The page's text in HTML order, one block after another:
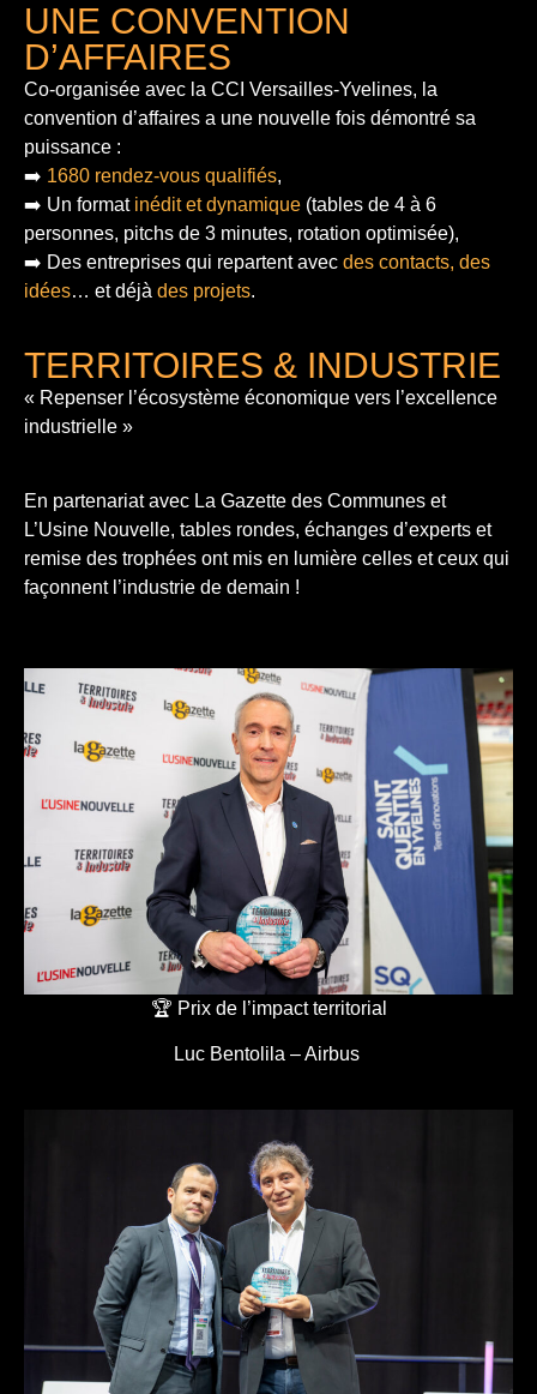
UNE CONVENTION
D’AFFAIRES
Co-organisée avec la CCI Versailles-Yvelines, la
convention d’affaires a une nouvelle fois démontré sa
puissance :
➡️ 1680 rendez-vous qualifiés,
➡️ Un format inédit et dynamique (tables de 4 à 6
personnes, pitchs de 3 minutes, rotation optimisée),
➡️ Des entreprises qui repartent avec des contacts, des
idées… et déjà des projets.
TERRITOIRES & INDUSTRIE
« Repenser l’écosystème économique vers l’excellence
industrielle »
En partenariat avec La Gazette des Communes et
L’Usine Nouvelle, tables rondes, échanges d’experts et
remise des trophées ont mis en lumière celles et ceux qui
façonnent l’industrie de demain !
🏆 Prix de l’impact territorial
Luc Bentolila – Airbus